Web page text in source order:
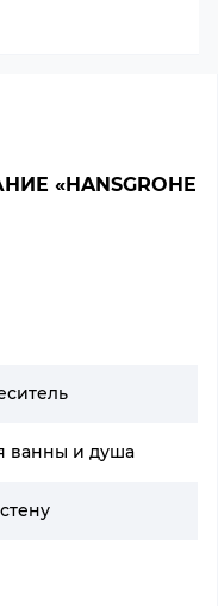
«HANSGROHE
ванны и душа